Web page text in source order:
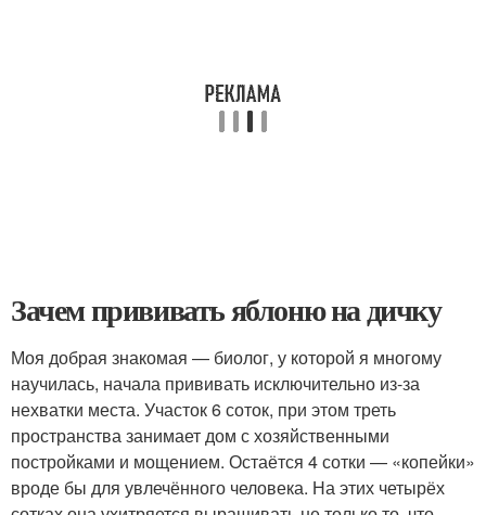
Зачем прививать яблоню на дичку
Моя добрая знакомая — биолог, у которой я многому
научилась, начала прививать исключительно из-за
нехватки места. Участок 6 соток, при этом треть
пространства занимает дом с хозяйственными
постройками и мощением. Остаётся 4 сотки — «копейки»
вроде бы для увлечённого человека. На этих четырёх